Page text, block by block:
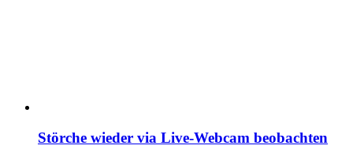
Störche wieder via Live-Webcam beobachten